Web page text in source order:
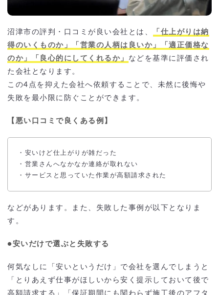
沼津市の評判・口コミが良い会社とは、
「仕上がりは納
得のいくものか」「営業の人柄は良いか」「適正価格な
のか」「良心的にしてくれるか」 などを基準に評価され
た会社となります。
この4点を抑えた会社へ依頼することで、未然に後悔や
失敗を最小限に防ぐことができます。
【悪い口コミで良くある例】
・安いけど仕上がりが雑だった
・営業さんへなかなか連絡が取れない
・サービスと思っていた作業が高額請求された
などがあります。また、失敗した事例が以下となりま
す。
●安いだけで選ぶと失敗する
何気なしに「安いというだけ」で会社を選んでしまうと
「とりあえず仕事がほしいから安く提示しておいて後で
高額請求する」「保証期間にも関わらず施工後のアフタ